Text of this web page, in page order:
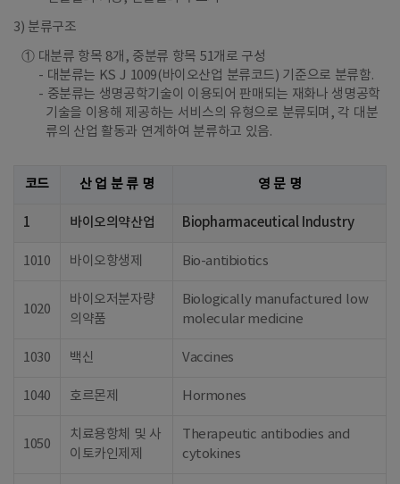
3) 분류구조
① 대분류 항목 8개, 중분류 항목 51개로 구성
대분류는 KS J 1009(바이오산업 분류코드) 기준으로 분류함.
중분류는 생명공학기술이 이용되어 판매되는 재화나 생명공학
기술을 이용해 제공하는 서비스의 유형으로 분류되며, 각 대분
류의 산업 활동과 연계하여 분류하고 있음.
코드 산 업 분 류 명 영 문 명
1 바이오의약산업 Biopharmaceutical Industry
1010 바이오항생제 Bio-antibiotics
1020
바이오저분자량
의약품
Biologically manufactured low
molecular medicine
1030 백신 Vaccines
1040 호르몬제 Hormones
1050
치료용항체 및 사
이토카인제제
Therapeutic antibodies and
cytokines